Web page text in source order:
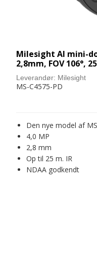
Milesight AI mini-
2,8mm, FOV 106°,
Leverandør: Milesight
MS-C4575-PD
Den nye model af
4,0 MP
2,8 mm
Op til 25 m. IR
NDAA godkendt